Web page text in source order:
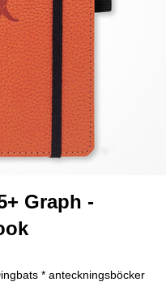
Graph -
* anteckningsböcker